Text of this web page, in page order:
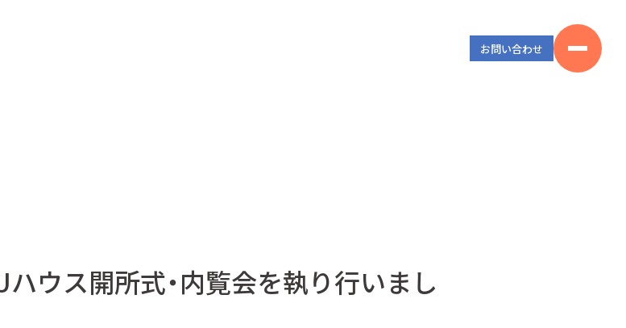
お問い合わせ
ウス開所式・内覧会を執り行いまし